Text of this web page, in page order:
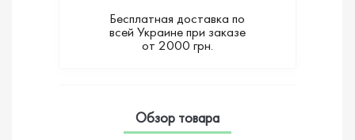
Бесплатная доставка по
всей Украине при заказе
от 2000 грн.
Обзор товара